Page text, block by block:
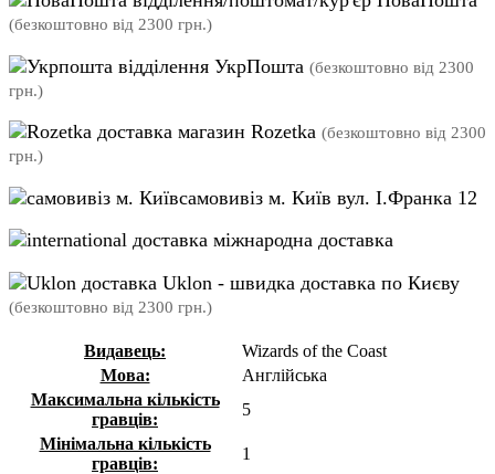
(безкоштовно від 2300 грн.)
відділення УкрПошта (безкоштовно від 2300
грн.)
магазин Rozetka (безкоштовно від 2300
грн.)
самовивіз м. Київ вул. І.Франка 12
міжнародна доставка
Uklon - швидка доставка по Києву
(безкоштовно від 2300 грн.)
Видавець:
Wizards of the Coast
Мова:
Англійська
Максимальна кількість
гравців:
5
Мінімальна кількість
гравців:
1